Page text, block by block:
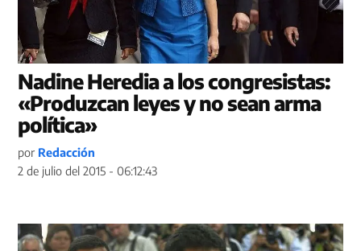
Nadine Heredia a los congresistas:
«Produzcan leyes y no sean arma
política»
por Redacción
2 de julio del 2015 - 06:12:43